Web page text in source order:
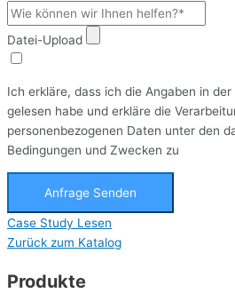
Datei-Upload
Ich erkläre, dass ich die Angaben in
gelesen habe und erkläre die
personenbezogenen Daten unter den
Bedingungen und Zwecken zu
Anfrage Senden
Case Study Lesen
Zurück zum Katalog
Produkte